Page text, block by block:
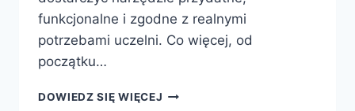
funkcjonalne i zgodne z realnymi
potrzebami uczelni. Co więcej, od
początku…
DOWIEDZ SIĘ WIĘCEJ